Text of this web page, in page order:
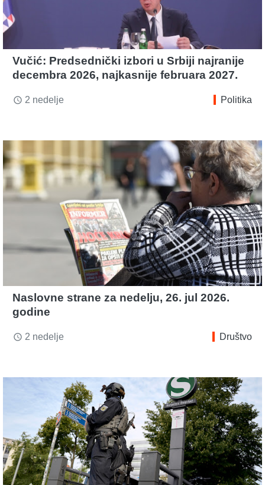
Vučić: Predsednički izbori u Srbiji najranije
decembra 2026, najkasnije februara 2027.
access_time 2 nedelje Politika
Naslovne strane za nedelju, 26. jul 2026.
godine
access_time 2 nedelje Društvo